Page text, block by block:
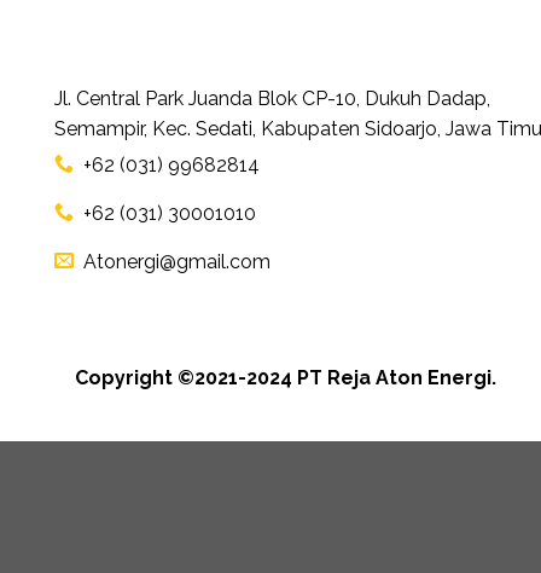
Jl. Central Park Juanda Blok CP-10, Dukuh Dadap,
Semampir, Kec. Sedati, Kabupaten Sidoarjo, Jawa
+62 (031) 99682814
+62 (031) 30001010
Atonergi@gmail.com
Copyright ©2021-2024 PT Reja Aton Energi.